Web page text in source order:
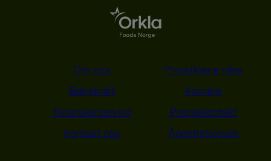
Om oss
Produktene våre
Bærekraft
Karriere
Forbrukerservice
Pressekontakt
Kontakt oss
Åpenhetsloven